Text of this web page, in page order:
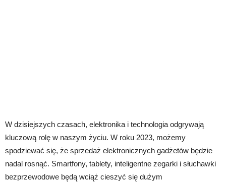
W dzisiejszych czasach, elektronika i technologia odgrywają
kluczową rolę w naszym życiu. W roku 2023, możemy
spodziewać się, że sprzedaż elektronicznych gadżetów będzie
nadal rosnąć. Smartfony, tablety, inteligentne zegarki i słuchawki
bezprzewodowe będą wciąż cieszyć się dużym